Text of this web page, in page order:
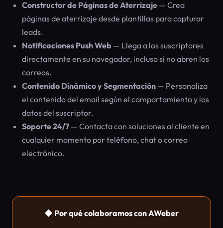
Constructor de Páginas de Aterrizaje — Crea
páginas de aterrizaje desde plantillas para capturar
leads.
Notificaciones Push Web — Llega a los suscriptores
directamente en su navegador, incluso si no abren los
correos.
Contenido Dinámico y Segmentación — Personaliza
el contenido del email según el comportamiento y los
datos del suscriptor.
Soporte 24/7 — Contacta con soluciones al cliente en
cualquier momento por teléfono, chat o correo
electrónico.
◆ Por qué colaboramos con AWeber